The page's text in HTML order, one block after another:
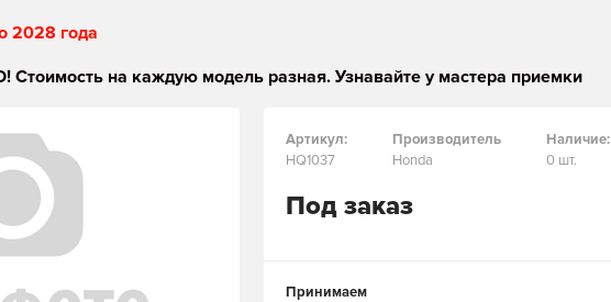
2028 года
на каждую модель разная. Узнавайте у мастера приемки
Артикул:
HQ1037
Производитель
Honda
Наличие:
0 шт.
Под заказ
Принимаем